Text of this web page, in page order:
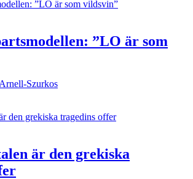
”LO är som
Szurkos
är den grekiska